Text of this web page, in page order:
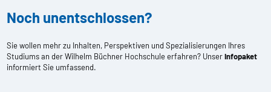
Noch unentschlossen?
Sie wollen mehr zu Inhalten, Perspektiven und Spezialisierungen Ihres
Studiums an der Wilhelm Büchner Hochschule erfahren? UnserInfopaket
informiert Sie umfassend.